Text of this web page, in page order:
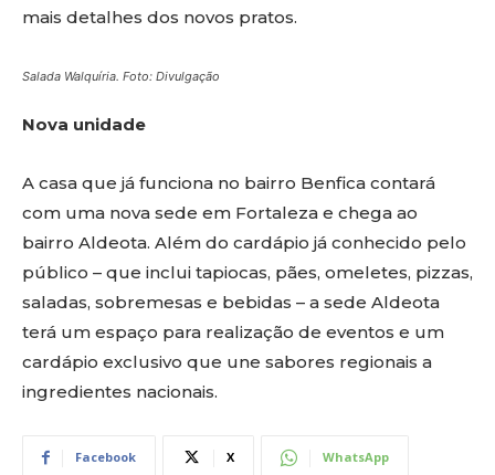
mais detalhes dos novos pratos.
Salada Walquíria. Foto: Divulgação
Nova unidade
A casa que já funciona no bairro Benfica contará
com uma nova sede em Fortaleza e chega ao
bairro Aldeota. Além do cardápio já conhecido pelo
público – que inclui tapiocas, pães, omeletes, pizzas,
saladas, sobremesas e bebidas – a sede Aldeota
terá um espaço para realização de eventos e um
cardápio exclusivo que une sabores regionais a
ingredientes nacionais.
Facebook X WhatsApp